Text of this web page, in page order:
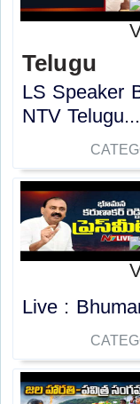
Telugu
LS Speaker
NTV
Live :